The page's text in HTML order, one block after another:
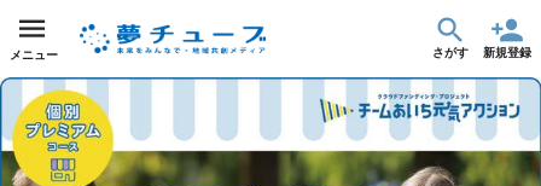
メニュー さがす 新規登録